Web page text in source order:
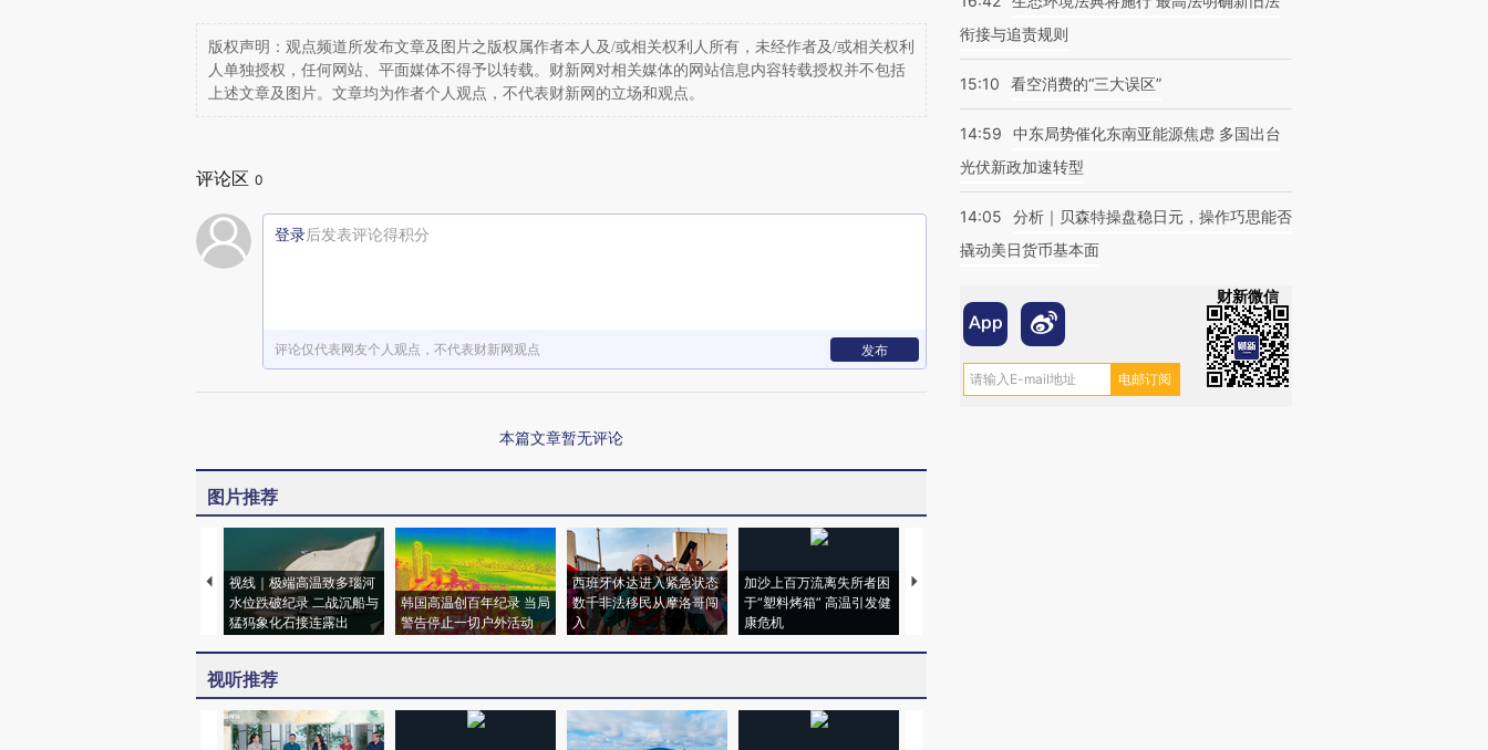
版权声明：观点频道所发布文章及图片之版权属作者本人及/或相关权利人所有，未经作者及/或相关权利
人单独授权，任何网站、平面媒体不得予以转载。财新网对相关媒体的网站信息内容转载授权并不包括
上述文章及图片。文章均为作者个人观点，不代表财新网的立场和观点。
评论区 0
登录后发表评论得积分
评论仅代表网友个人观点，不代表财新网观点 发布
本篇文章暂无评论
图片推荐
视线｜极端高温致多瑙河
水位跌破纪录 二战沉船与
猛犸象化石接连露出
韩国高温创百年纪录 当局
警告停止一切户外活动
西班牙休达进入紧急状态
数千非法移民从摩洛哥闯
入
加沙上百万流离失所者困
于“塑料烤箱” 高温引发健
康危机
视线｜HYROX的吸金
视听推荐
衔接与追责规则
15:10 看空消费的“三大误区”
14:59
中东局势催化东南亚能源焦虑 多国出台
光伏新政加速转型
14:05
分析｜贝森特操盘稳日元，操作巧思能否
撬动美日货币基本面
财新微信